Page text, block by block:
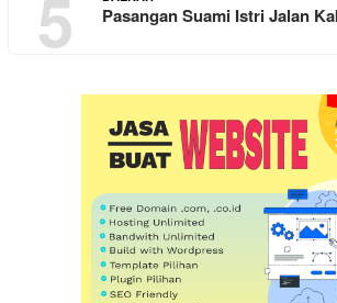
5 Pasangan Suami Istri Jalan